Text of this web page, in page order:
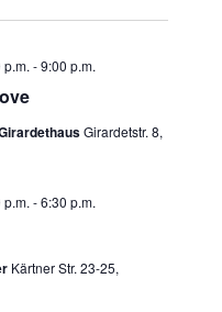
h
e
n
A
s
a
-9:00 p.m.
Girardetstr. 8,
-6:30 p.m.
Kärtner Str. 23-25,